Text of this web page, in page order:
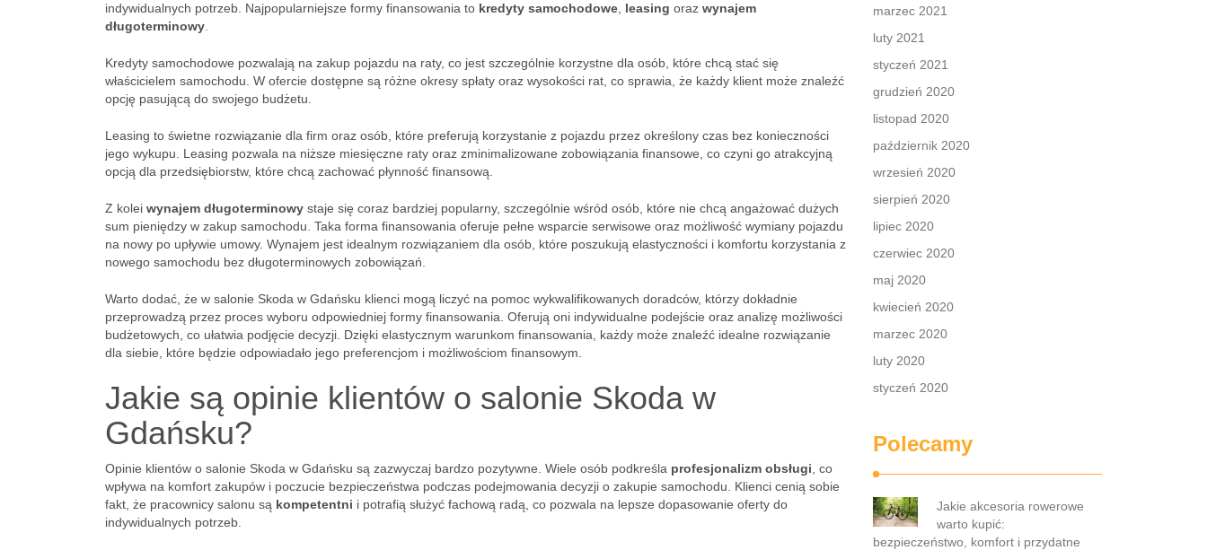
indywidualnych potrzeb. Najpopularniejsze formy finansowania to kredyty samochodowe leasing oraz wynajem
długoterminowy
Kredyty samochodowe pozwalają na zakup pojazdu na raty, co jest szczególnie korzystne dla osób, które chcą stać się
właścicielem samochodu. W ofercie dostępne są różne okresy spłaty oraz wysokości rat, co sprawia, że każdy klient może znaleźć
opcję pasującą do swojego budżetu.
Leasing to świetne rozwiązanie dla firm oraz osób, które preferują korzystanie z pojazdu przez określony czas bez konieczności
jego wykupu. Leasing pozwala na niższe miesięczne raty oraz zminimalizowane zobowiązania finansowe, co czyni go atrakcyjną
opcją dla przedsiębiorstw, które chcą zachować płynność finansową.
Z kolei wynajem długoterminowy staje się coraz bardziej popularny, szczególnie wśród osób, które nie chcą angażować dużych
sum pieniędzy w zakup samochodu. Taka forma finansowania oferuje pełne wsparcie serwisowe oraz możliwość wymiany pojazdu
na nowy po upływie umowy. Wynajem jest idealnym rozwiązaniem dla osób, które poszukują elastyczności i komfortu korzystania z
nowego samochodu bez długoterminowych zobowiązań.
Warto dodać, że w salonie Skoda w Gdańsku klienci mogą liczyć na pomoc wykwalifikowanych doradców, którzy dokładnie
przeprowadzą przez proces wyboru odpowiedniej formy finansowania. Oferują oni indywidualne podejście oraz analizę możliwości
budżetowych, co ułatwia podjęcie decyzji. Dzięki elastycznym warunkom finansowania, każdy może znaleźć idealne rozwiązanie
dla siebie, które będzie odpowiadało jego preferencjom i możliwościom finansowym.
Jakie są opinie klientów o salonie Skoda w
Gdańsku?
Opinie klientów o salonie Skoda w Gdańsku są zazwyczaj bardzo pozytywne. Wiele osób podkreśla profesjonalizm obsługi , co
wpływa na komfort zakupów i poczucie bezpieczeństwa podczas podejmowania decyzji o zakupie samochodu. Klienci cenią sobie
fakt, że pracownicy salonu są kompetentni i potrafią służyć fachową radą, co pozwala na lepsze dopasowanie oferty do
indywidualnych potrzeb.
marzec 2021
luty 2021
styczeń 2021
grudzień 2020
listopad 2020
październik 2020
wrzesień 2020
sierpień 2020
lipiec 2020
czerwiec 2020
maj 2020
kwiecień 2020
marzec 2020
luty 2020
styczeń 2020
Polecamy
Jakie akcesoria rowerowe
warto kupić:
bezpieczeństwo, komfort i przydatne